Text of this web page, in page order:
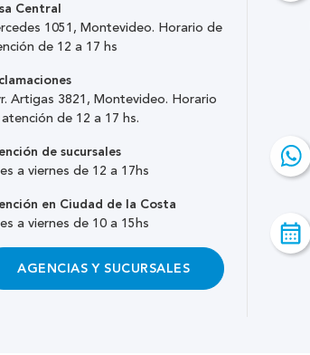
Central
1051, Montevideo. Horario de
de 12 a 17 hs
Artigas 3821, Montevideo. Horario
de 12 a 17 hs.
de sucursales
a viernes de 12 a 17hs
en Ciudad de la Costa
a viernes de 10 a 15hs
AGENCIAS Y SUCURSALES